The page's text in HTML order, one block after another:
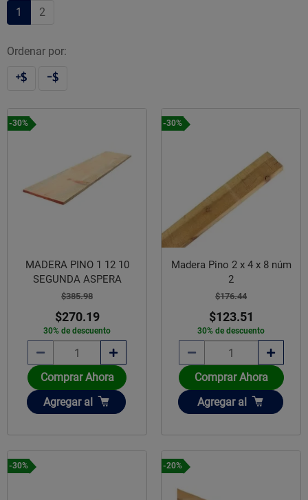
1 2
Ordenar por:
-30%
MADERA PINO 1 12 10
SEGUNDA ASPERA
$385.98
$270.19
30% de descuento
Comprar Ahora
Añadir
Agregar al
-30%
Madera Pino 2 x 4 x 8 núm
2
$176.44
$123.51
30% de descuento
Comprar Ahora
Añadir
Agregar al
-30% -20%